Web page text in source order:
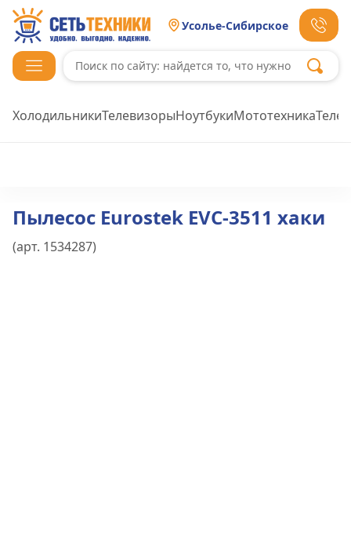
Усолье-Сибирское
ХолодильникиТелевизорыНоутбукиМототехника
Пылесос Eurostek EVC-3511 хаки
(арт. 1534287)